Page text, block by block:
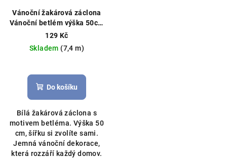
Vánoční žakárová záclona
Vánoční betlém výška 50cm
Vánoční záclona, možné
129 Kč
Skladem (7,4 m)
Do košíku
Bílá žakárová záclona s
motivem betléma. Výška 50
cm, šířku si zvolíte sami.
Jemná vánoční dekorace,
která rozzáří každý domov.